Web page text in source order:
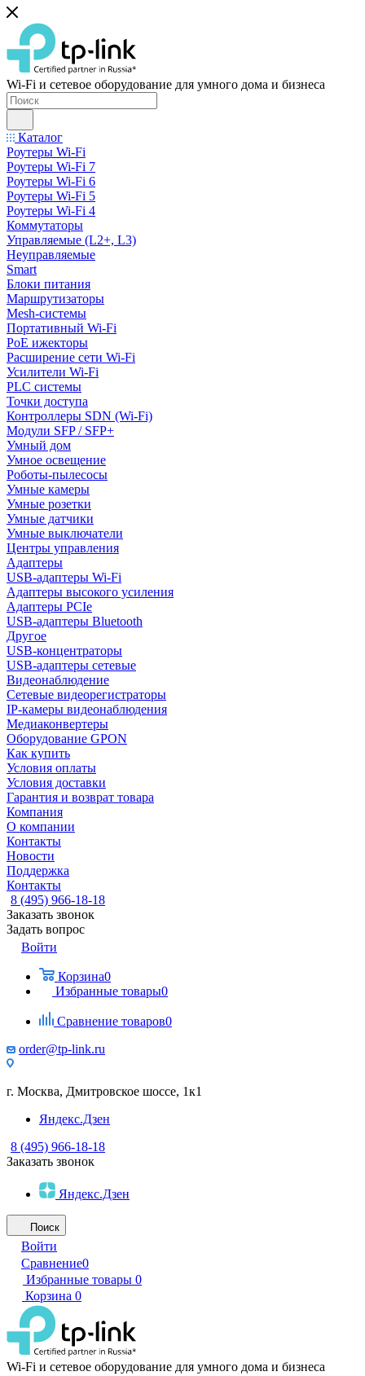
Wi-Fi и сетевое оборудование для умного дома и бизнеса
Каталог
Роутеры Wi-Fi
Роутеры Wi-Fi 7
Роутеры Wi-Fi 6
Роутеры Wi-Fi 5
Роутеры Wi-Fi 4
Коммутаторы
Управляемые (L2+, L3)
Неуправляемые
Smart
Блоки питания
Маршрутизаторы
Mesh-системы
Портативный Wi-Fi
PoE ижекторы
Расширение сети Wi‑Fi
Усилители Wi-Fi
PLC системы
Точки доступа
Контроллеры SDN (Wi-Fi)
Модули SFP / SFP+
Умный дом
Умное освещение
Роботы-пылесосы
Умные камеры
Умные розетки
Умные датчики
Умные выключатели
Центры управления
Адаптеры
USB-адаптеры Wi-Fi
Адаптеры высокого усиления
Адаптеры PCIe
USB-адаптеры Bluetooth
Другое
USB-концентраторы
USB-адаптеры сетевые
Видеонаблюдение
Сетевые видеорегистраторы
IP-камеры видеонаблюдения
Медиаконвертеры
Оборудование GPON
Как купить
Условия оплаты
Условия доставки
Гарантия и возврат товара
Компания
О компании
Контакты
Новости
Поддержка
Контакты
8 (495) 966-18-18
Заказать звонок
Задать вопрос
Войти
Корзина0
Избранные товары0
Сравнение товаров0
order@tp-link.ru
г. Москва, Дмитровское шоссе, 1к1
Яндекс.Дзен
8 (495) 966-18-18
Заказать звонок
Яндекс.Дзен
Поиск
Войти
Сравнение0
Избранные товары 0
Корзина 0
Wi-Fi и сетевое оборудование для умного дома и бизнеса